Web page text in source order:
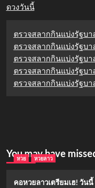
ดวงวันนี้
ตรวจสลากกินแบ่งรัฐบา
ตรวจสลากกินแบ่งรัฐบา
ตรวจสลากกินแบ่งรัฐบา
ตรวจสลากกินแบ่งรัฐบา
ตรวจสลากกินแบ่งรัฐบา
You may have
หวย หวยลาว
คอหวยลาวเตรียมเฮ! วัน